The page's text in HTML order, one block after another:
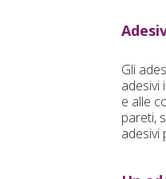
Gli
adesivi
e alle
pareti,
adesivi